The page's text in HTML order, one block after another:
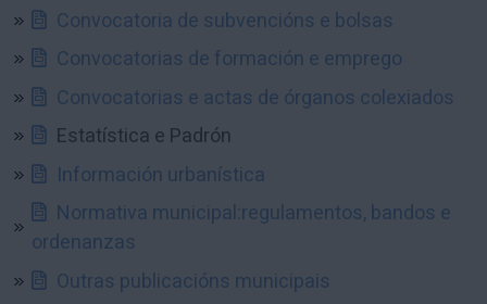
Convocatoria de subvencións e bolsas
Convocatorias de formación e emprego
Convocatorias e actas de órganos colexiados
Estatística e Padrón
Información urbanística
Normativa municipal:regulamentos, bandos e
ordenanzas
Outras publicacións municipais